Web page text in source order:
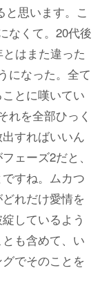
と思います。こ
なくて。20代後
はまた違った
になった。全て
とに嘆いてい
れを全部ひっく
すればいいん
ェーズ2だと、
すね。ムカつ
れだけ愛情を
しているよう
も含めて、い
でそのことを